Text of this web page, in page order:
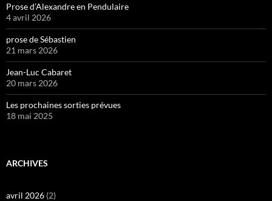
Prose d’Alexandre en Pendulaire
4 avril 2026
prose de Sébastien
21 mars 2026
Jean-Luc Cabaret
20 mars 2026
Les prochaines sorties prévues
18 mai 2025
ARCHIVES
avril 2026 (2)